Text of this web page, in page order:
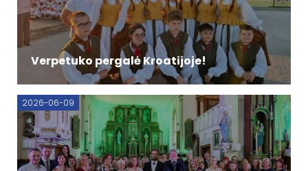
Verpetuko pergalė Kroatijoje!
2026-06-09